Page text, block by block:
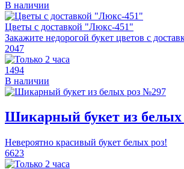
В наличии
Цветы с доставкой "Люкс-451"
Закажите недорогой букет цветов с
2047
1494
В наличии
Шикарный букет из
Невероятно красивый букет белых роз!
6623